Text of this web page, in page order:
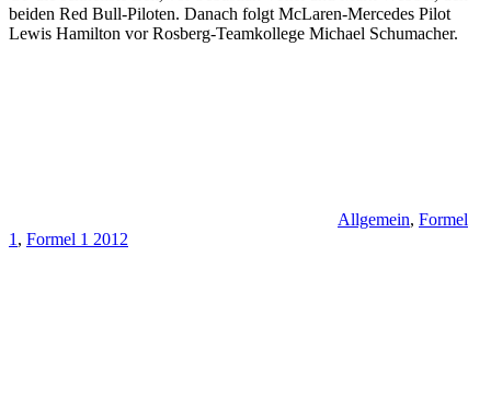
beiden Red Bull-Piloten. Danach folgt McLaren-Mercedes Pilot
Lewis Hamilton vor Rosberg-Teamkollege Michael Schumacher.
Allgemein, Formel
1 , Formel 1 2012